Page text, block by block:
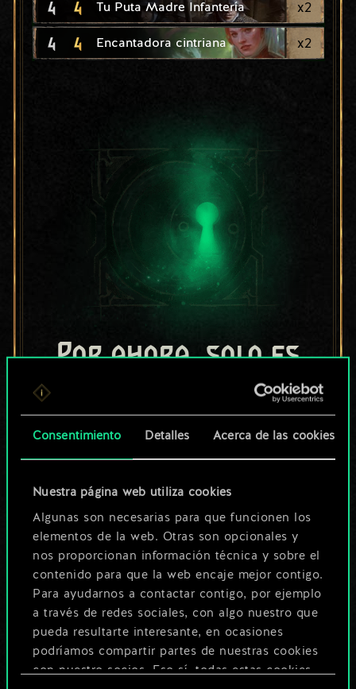
Consentimiento Detalles Acerca de las cookies
Nuestra página web utiliza cookies
Algunas son necesarias para que funcionen los
elementos de la web. Otras son opcionales y
nos proporcionan información técnica y sobre el
contenido para que la web encaje mejor contigo.
Para ayudarnos a contactar contigo, por ejemplo
a través de redes sociales, con algo nuestro que
pueda resultarte interesante, en ocasiones
podríamos compartir partes de nuestras cookies
con nuestro socios. Eso sí, todas estas cookies
4 4 Tu Puta Madre Infantería x2
4 4 Encantadora cintriana x2
Por ahora, solo es
un conjunto de
cartas compartido.
¡Pero puede llegar a
ser mucho más!
Poner nombre a esta baraja y crear
una guía
O